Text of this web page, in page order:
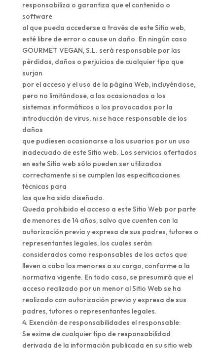
responsabiliza o garantiza que el contenido o
software
al que pueda accederse a través de este Sitio web,
esté libre de error o cause un daño. En ningún caso
GOURMET VEGAN, S.L. será responsable por las
pérdidas, daños o perjuicios de cualquier tipo que
surjan
por el acceso y el uso de la página Web, incluyéndose,
pero no limitándose, a los ocasionados a los
sistemas informáticos o los provocados por la
introducción de virus, ni se hace responsable de los
daños
que pudiesen ocasionarse a los usuarios por un uso
inadecuado de este Sitio web. Los servicios ofertados
en este Sitio web sólo pueden ser utilizados
correctamente si se cumplen las especificaciones
técnicas para
las que ha sido diseñado.
Queda prohibido el acceso a este Sitio Web por parte
de menores de 14 años, salvo que cuenten con la
autorización previa y expresa de sus padres, tutores o
representantes legales, los cuales serán
considerados como responsables de los actos que
lleven a cabo los menores a su cargo, conforme a la
normativa vigente. En todo caso, se presumirá que el
acceso realizado por un menor al Sitio Web se ha
realizado con autorización previa y expresa de sus
padres, tutores o representantes legales.
4. Exención de responsabilidades el responsable:
Se exime de cualquier tipo de responsabilidad
derivada de la información publicada en su sitio web